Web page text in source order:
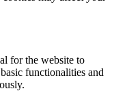
for the website to
functionalities and